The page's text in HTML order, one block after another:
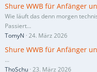
Shure WWB für Anfänger
Wie läuft das denn morgen
Passiert…
TomyN 24. März 2026
Shure WWB für Anfänger
…
ThoSchu 23. März 2026